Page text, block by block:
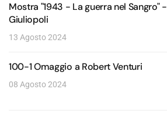
Mostra "1943 - La guerra nel Sangro" -
Giuliopoli
13 Agosto 2024
100-1 Omaggio a Robert Venturi
08 Agosto 2024